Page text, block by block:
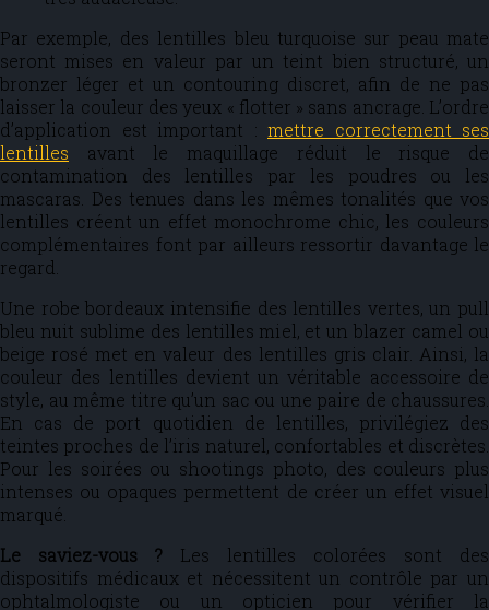
Par exemple, des lentilles bleu turquoise sur peau mate
seront mises en valeur par un teint bien structuré, un
bronzer léger et un contouring discret, afin de ne pas
laisser la couleur des yeux « flotter » sans ancrage. L’ordre
d’application est important : mettre correctement ses
lentilles avant le maquillage réduit le risque de
contamination des lentilles par les poudres ou les
mascaras. Des tenues dans les mêmes tonalités que vos
lentilles créent un effet monochrome chic, les couleurs
complémentaires font par ailleurs ressortir davantage le
regard.
Une robe bordeaux intensifie des lentilles vertes, un pull
bleu nuit sublime des lentilles miel, et un blazer camel ou
beige rosé met en valeur des lentilles gris clair. Ainsi, la
couleur des lentilles devient un véritable accessoire de
style, au même titre qu’un sac ou une paire de chaussures.
En cas de port quotidien de lentilles, privilégiez des
teintes proches de l’iris naturel, confortables et discrètes.
Pour les soirées ou shootings photo, des couleurs plus
intenses ou opaques permettent de créer un effet visuel
marqué.
Le saviez-vous ? Les lentilles colorées sont des
dispositifs médicaux et nécessitent un contrôle par un
ophtalmologiste ou un opticien pour vérifier la